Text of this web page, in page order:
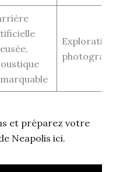
Exploration,
et préparez votre
Neapolis ici.